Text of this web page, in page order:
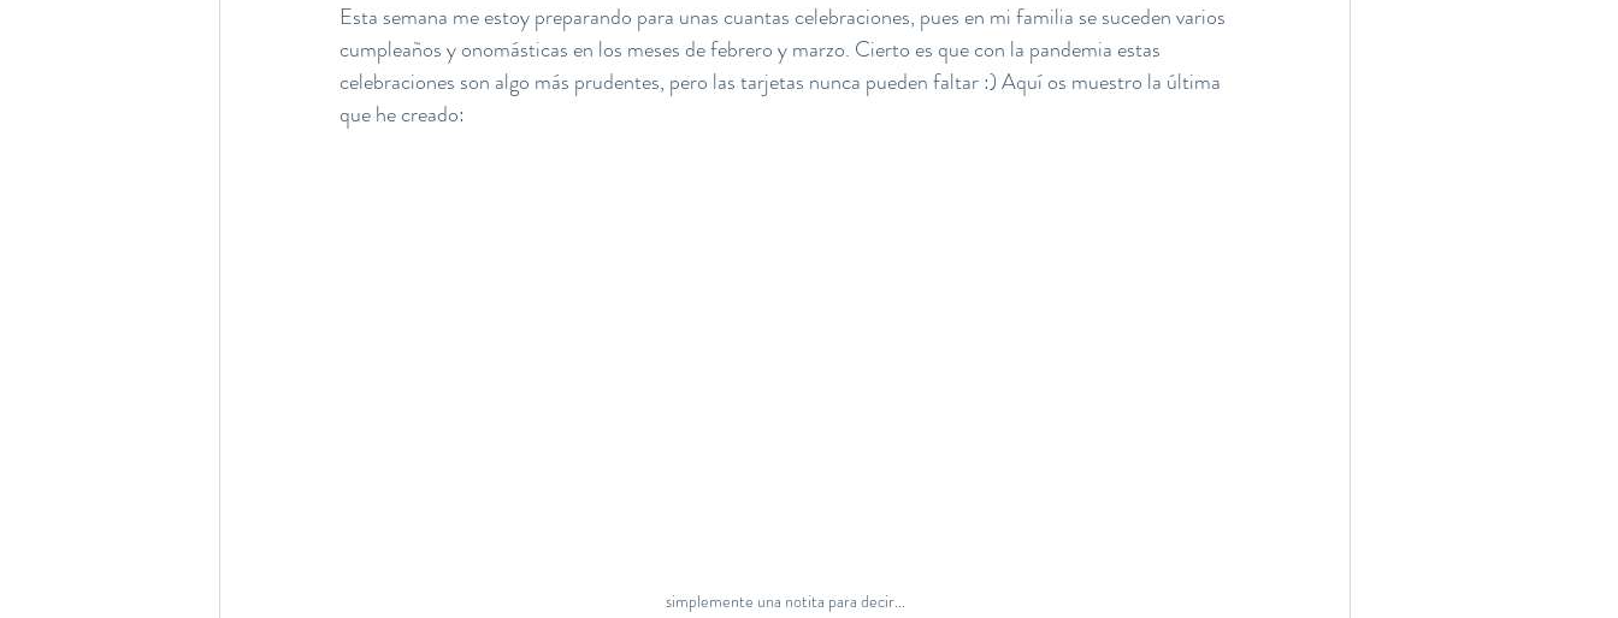
Esta semana me estoy preparando para unas cuantas celebraciones, pues en mi familia se suceden varios
cumpleaños y onomásticas en los meses de febrero y marzo. Cierto es que con la pandemia estas
celebraciones son algo más prudentes, pero las tarjetas nunca pueden faltar :) Aquí os muestro la última
que he creado:
simplemente una notita para decir...